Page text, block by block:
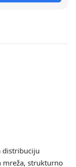
distribuciju
mreža, strukturno